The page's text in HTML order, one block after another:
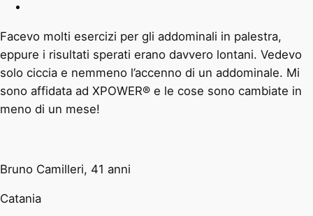
Facevo molti esercizi per gli addominali in palestra,
eppure i risultati sperati erano davvero lontani. Vedevo
solo ciccia e nemmeno l’accenno di un addominale. Mi
sono affidata ad XPOWER® e le cose sono cambiate in
meno di un mese!
Bruno Camilleri, 41 anni
Catania